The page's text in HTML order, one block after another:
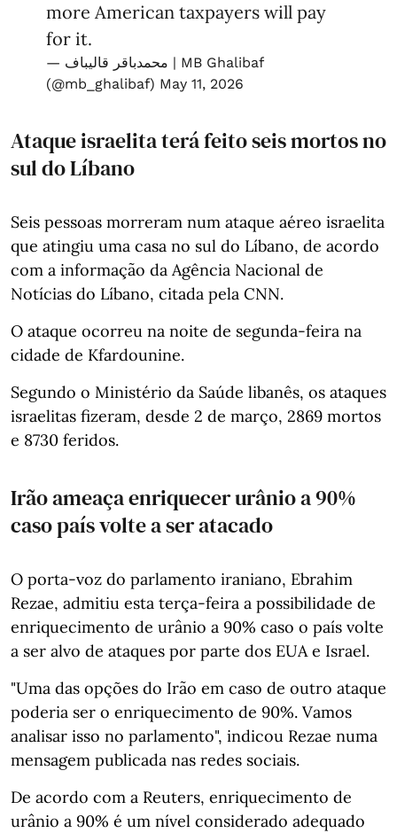
more American taxpayers will pay
for it.
— محمدباقر قالیباف | MB Ghalibaf
(@mb_ghalibaf) May 11, 2026
Ataque israelita terá feito seis mortos no
sul do Líbano
Seis pessoas morreram num ataque aéreo israelita
que atingiu uma casa no sul do Líbano, de acordo
com a informação da Agência Nacional de
Notícias do Líbano, citada pela CNN.
O ataque ocorreu na noite de segunda-feira na
cidade de Kfardounine.
Segundo o Ministério da Saúde libanês, os ataques
israelitas fizeram, desde 2 de março, 2869 mortos
e 8730 feridos.
Irão ameaça enriquecer urânio a 90%
caso país volte a ser atacado
O porta-voz do parlamento iraniano, Ebrahim
Rezae, admitiu esta terça-feira a possibilidade de
enriquecimento de urânio a 90% caso o país volte
a ser alvo de ataques por parte dos EUA e Israel.
"Uma das opções do Irão em caso de outro ataque
poderia ser o enriquecimento de 90%. Vamos
analisar isso no parlamento", indicou Rezae numa
mensagem publicada nas redes sociais.
De acordo com a Reuters, enriquecimento de
urânio a 90% é um nível considerado adequado